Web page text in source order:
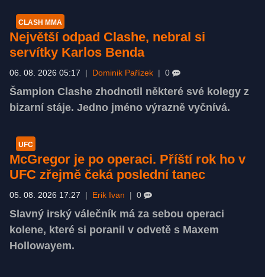
CLASH MMA
Největší odpad Clashe, nebral si
servítky Karlos Benda
06. 08. 2026 05:17 Dominik Pařízek 0
Šampion Clashe zhodnotil některé své kolegy z
bizarní stáje. Jedno jméno výrazně vyčnívá.
UFC
McGregor je po operaci. Příští rok ho v
UFC zřejmě čeká poslední tanec
05. 08. 2026 17:27 Erik Ivan 0
Slavný irský válečník má za sebou operaci
kolene, které si poranil v odvetě s Maxem
Hollowayem.